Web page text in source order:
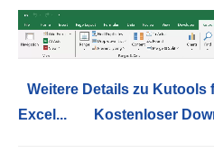
Weitere Details zu Kutools
Excel...
Kostenloser